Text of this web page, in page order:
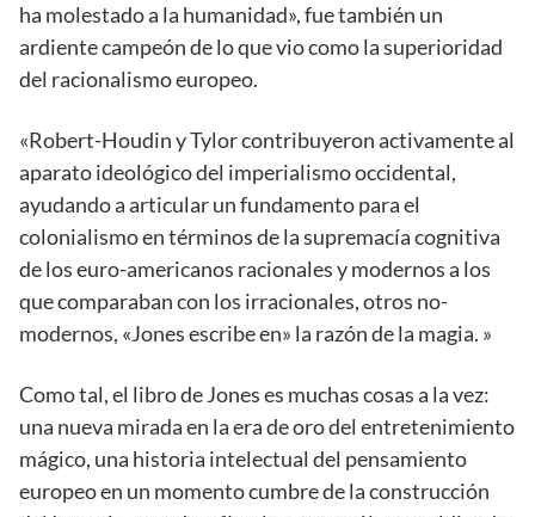
ha molestado a la humanidad», fue también un
ardiente campeón de lo que vio como la superioridad
del racionalismo europeo.
«Robert-Houdin y Tylor contribuyeron activamente al
aparato ideológico del imperialismo occidental,
ayudando a articular un fundamento para el
colonialismo en términos de la supremacía cognitiva
de los euro-americanos racionales y modernos a los
que comparaban con los irracionales, otros no-
modernos, «Jones escribe en» la razón de la magia. »
Como tal, el libro de Jones es muchas cosas a la vez:
una nueva mirada en la era de oro del entretenimiento
mágico, una historia intelectual del pensamiento
europeo en un momento cumbre de la construcción